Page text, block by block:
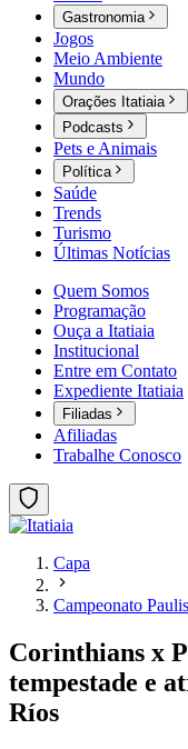
Gastronomia
Jogos
Meio Ambiente
Mundo
Orações Itatiaia
Podcasts
Pets e Animais
Política
Saúde
Trends
Turismo
Últimas Notícias
Quem Somos
Programação
Ouça a Itatiaia
Institucional
Entre em Contato
Expediente Itatiaia
Filiadas
Afiliadas
Trabalhe Conosco
Capa
Campeonato
Corinthians x
tempestade e
Ríos